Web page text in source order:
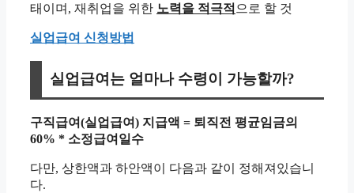
태이며, 재취업을 위한 노력을 적극적 으로 할 것
실업급여 신청방법
실업급여는 얼마나 수령이 가능할까?
구직급여(실업급여) 지급액 = 퇴직전 평균임금의
60% * 소정급여일수
다만, 상한액과 하안액이 다음과 같이 정해져있습니
다.